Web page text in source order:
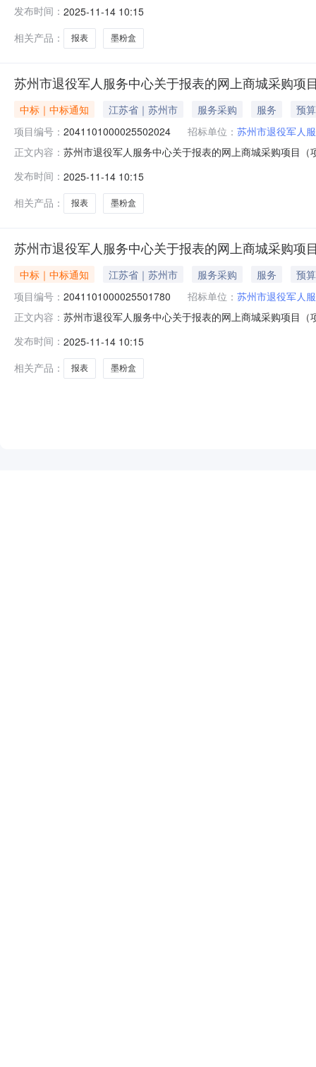
1ZC32050000020250069591950.0项目所在行政区划编
发布时间： 2025-11-14 10:15
相关产品：
报表 墨粉盒
苏州市退役军人服务中心关于报表的网上商城采购项
中标｜中标通知 江苏省｜苏州市 服务采购 服务
预
项目编号： 2041101000025502024 招标单位： 苏州市退役军人
正文内容： 苏州市退役军人服务中心关于报表的网上商城采购项目
1ZC32050000020250069591560.0项目所在行政区划编
发布时间： 2025-11-14 10:15
相关产品：
报表 墨粉盒
苏州市退役军人服务中心关于报表的网上商城采购项
中标｜中标通知 江苏省｜苏州市 服务采购 服务
预
项目编号： 2041101000025501780 招标单位： 苏州市退役军人
正文内容： 苏州市退役军人服务中心关于报表的网上商城采购项目
1ZC32050000020250069591600.0项目所在行政区划编
发布时间： 2025-11-14 10:15
相关产品：
报表 墨粉盒